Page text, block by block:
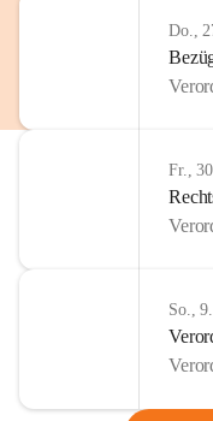
Do.,
Fr.,
So.,